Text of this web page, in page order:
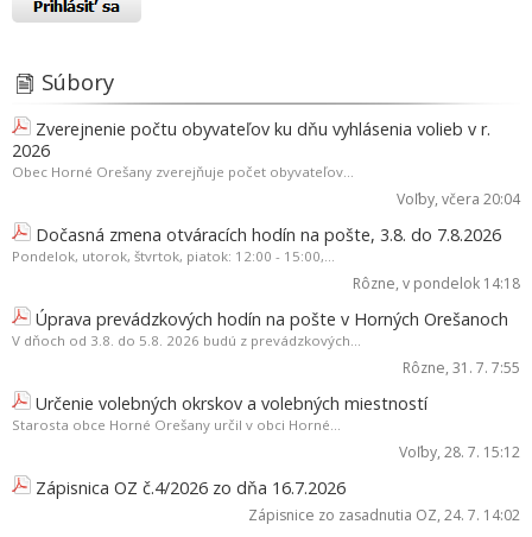
Súbory
Zverejnenie počtu obyvateľov ku dňu vyhlásenia volieb v r.
2026
Obec Horné Orešany zverejňuje počet obyvateľov...
Voľby, včera 20:04
Dočasná zmena otváracích hodín na pošte, 3.8. do 7.8.2026
Pondelok, utorok, štvrtok, piatok: 12:00 - 15:00,...
Rôzne, v pondelok 14:18
Úprava prevádzkových hodín na pošte v Horných Orešanoch
V dňoch od 3.8. do 5.8. 2026 budú z prevádzkových...
Rôzne, 31. 7. 7:55
Určenie volebných okrskov a volebných miestností
Starosta obce Horné Orešany určil v obci Horné...
Voľby, 28. 7. 15:12
Zápisnica OZ č.4/2026 zo dňa 16.7.2026
Zápisnice zo zasadnutia OZ, 24. 7. 14:02